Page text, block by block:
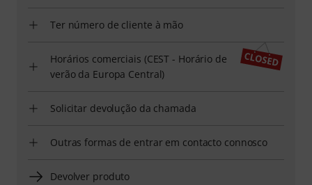
Ter número de cliente à mão
Horários comerciais (CEST - Horário de
verão da Europa Central)
Solicitar devolução da chamada
Outras formas de entrar em contacto connosco
Devolver produto